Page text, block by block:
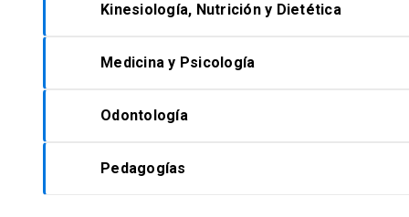
Se debe acreditar unpromedio de notas
Kinesiología, Nutrición y Dietética
Acreditar un promedio de notas de la
Medicina y Psicología
Se debe acreditar un
Odontología
Se debe acreditar un
Pedagogías